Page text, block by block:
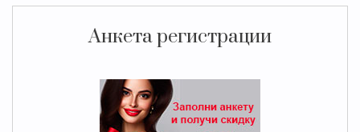
Анкета регистрации